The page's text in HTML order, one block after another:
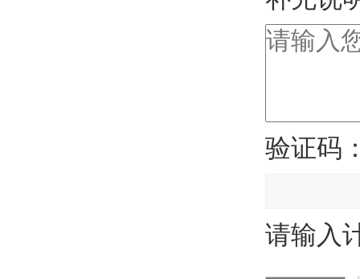
验证码
请输入